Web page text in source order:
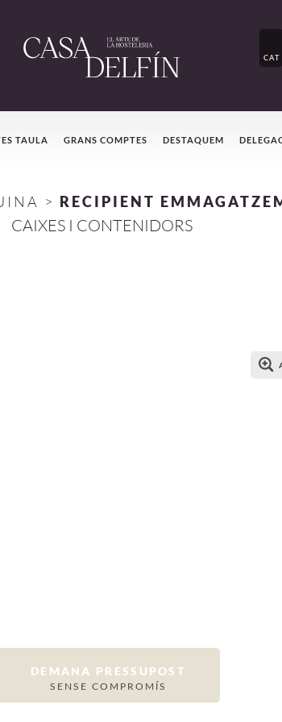
CAT
TAULA GRANS COMPTES DESTAQUEM
> RECIPIENT
CAIXES I CONTENIDORS
DEMANA PRESSUPOST
SENSE COMPROMÍS